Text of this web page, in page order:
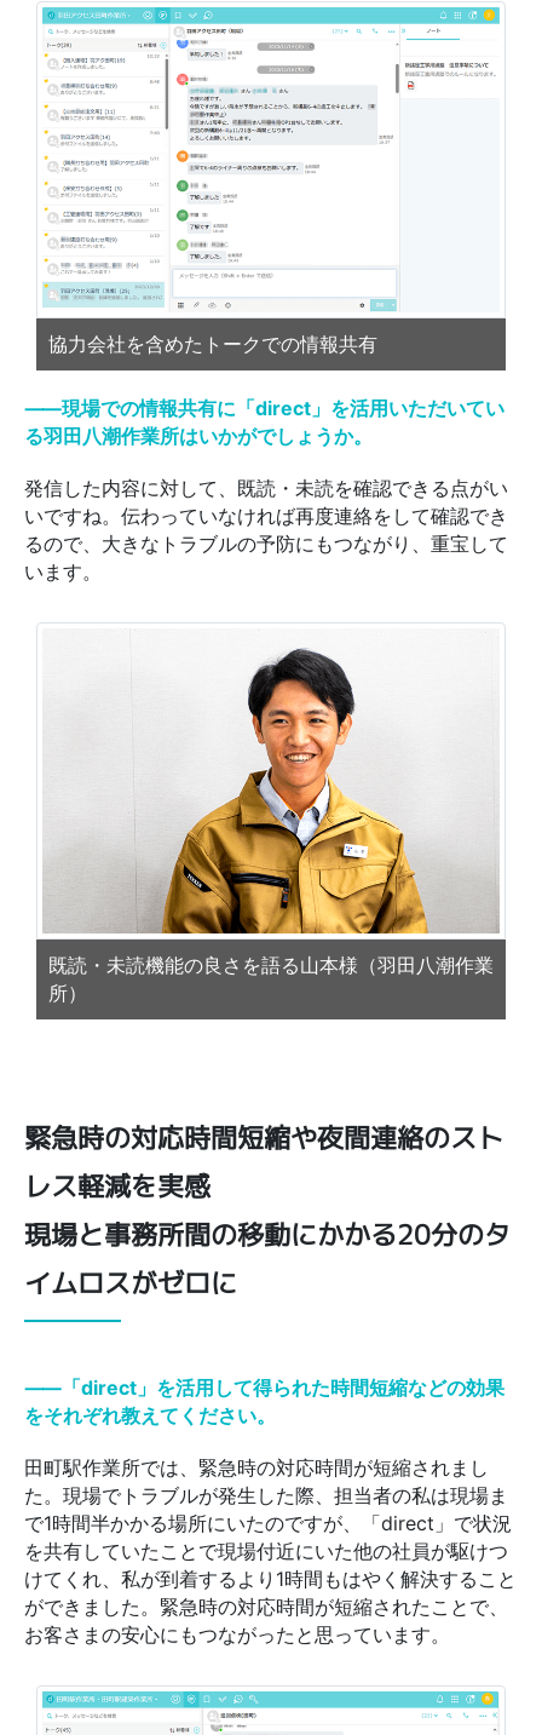
協力会社を含めたトークでの情報共有
⸺現場での情報共有に「direct」を活用いただいてい
る羽田八潮作業所はいかがでしょうか。
発信した内容に対して、既読・未読を確認できる点がい
いですね。伝わっていなければ再度連絡をして確認でき
るので、大きなトラブルの予防にもつながり、重宝して
います。
既読・未読機能の良さを語る山本様（羽田八潮作業
所）
緊急時の対応時間短縮や夜間連絡のスト
レス軽減を実感
現場と事務所間の移動にかかる20分のタ
イムロスがゼロに
⸺「direct」を活用して得られた時間短縮などの効果
をそれぞれ教えてください。
田町駅作業所では、緊急時の対応時間が短縮されまし
た。現場でトラブルが発生した際、担当者の私は現場ま
で1時間半かかる場所にいたのですが、「direct」で状況
を共有していたことで現場付近にいた他の社員が駆けつ
けてくれ、私が到着するより1時間もはやく解決すること
ができました。緊急時の対応時間が短縮されたことで、
お客さまの安心にもつながったと思っています。